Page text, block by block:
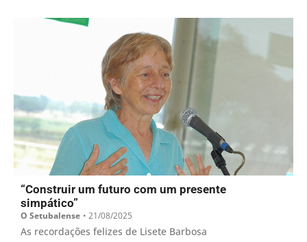
“Construir um futuro com um presente
simpático”
O Setubalense • 21/08/2025
As recordações felizes de Lisete Barbosa